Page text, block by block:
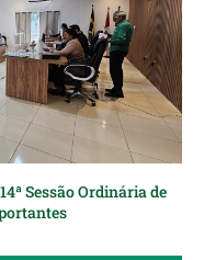
Sessão Ordinária de